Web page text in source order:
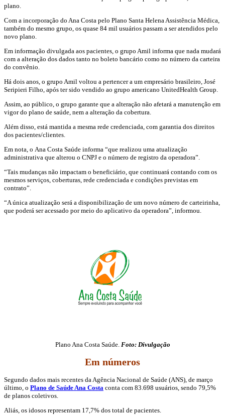
plano.
Com a incorporação do Ana Costa pelo Plano Santa Helena Assistência Médica,
também do mesmo grupo, os quase 84 mil usuários passam a ser atendidos pelo
novo plano.
Em informação divulgada aos pacientes, o grupo Amil informa que nada mudará
com a alteração dos dados tanto no boleto bancário como no número da carteira
do convênio.
Há dois anos, o grupo Amil voltou a pertencer a um empresário brasileiro, José
Seripieri Filho, após ter sido vendido ao grupo americano UnitedHealth Group.
Assim, ao público, o grupo garante que a alteração não afetará a manutenção em
vigor do plano de saúde, nem a alteração da cobertura.
Além disso, está mantida a mesma rede credenciada, com garantia dos direitos
dos pacientes/clientes.
Em nota, o Ana Costa Saúde informa “que realizou uma atualização
administrativa que alterou o CNPJ e o número de registro da operadora”.
“Tais mudanças não impactam o beneficiário, que continuará contando com os
mesmos serviços, coberturas, rede credenciada e condições previstas em
contrato”.
“A única atualização será a disponibilização de um novo número de carteirinha,
que poderá ser acessado por meio do aplicativo da operadora”, informou.
Plano Ana Costa Saúde. Foto: Divulgação
Em números
Segundo dados mais recentes da Agência Nacional de Saúde (ANS), de março
último, o Plano de Saúde Ana Costa conta com 83.698 usuários, sendo 79,5%
de planos coletivos.
Aliás, os idosos representam 17,7% dos total de pacientes.